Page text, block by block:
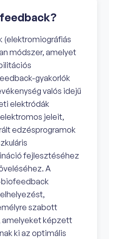
(elektromiográfiás
módszer, amelyet
gyakorlók
valós idejű
elektródák
jeleit,
edzésprogramok
fejlesztéséhez
A
biofeedback
szabott
amelyeket képzett
ki az optimális